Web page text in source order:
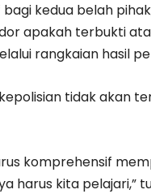
kedua belah
apakah terbukti
rangkaian hasil
tidak akan
komprehensif
harus kita pelajari,”